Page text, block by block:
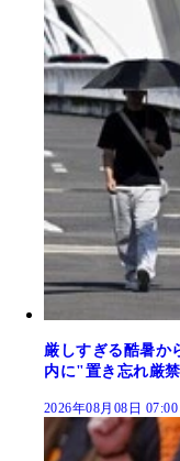
厳しすぎる酷暑
内に"置き忘れ厳
2026年08月08日 07:00